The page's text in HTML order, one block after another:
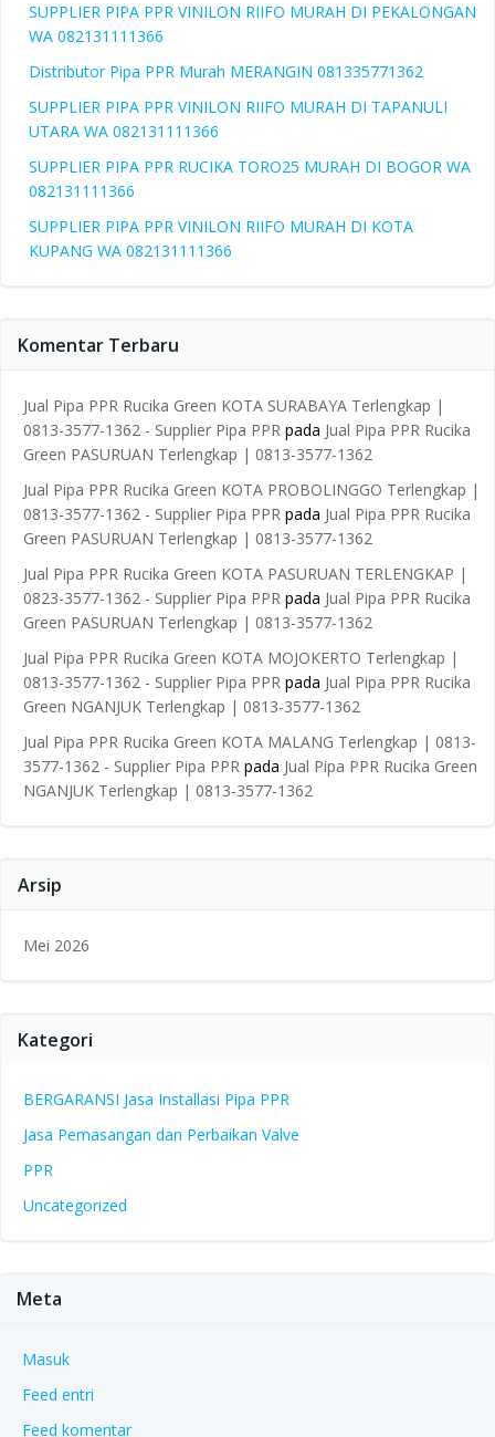
SUPPLIER PIPA PPR VINILON RIIFO MURAH DI PEKALONGAN
WA 082131111366
Distributor Pipa PPR Murah MERANGIN 081335771362
SUPPLIER PIPA PPR VINILON RIIFO MURAH DI TAPANULI
UTARA WA 082131111366
SUPPLIER PIPA PPR RUCIKA TORO25 MURAH DI BOGOR WA
082131111366
SUPPLIER PIPA PPR VINILON RIIFO MURAH DI KOTA
KUPANG WA 082131111366
Komentar Terbaru
Jual Pipa PPR Rucika Green KOTA SURABAYA Terlengkap |
0813-3577-1362 - Supplier Pipa PPR pada Jual Pipa PPR Rucika
Green PASURUAN Terlengkap | 0813-3577-1362
Jual Pipa PPR Rucika Green KOTA PROBOLINGGO Terlengkap |
0813-3577-1362 - Supplier Pipa PPR pada Jual Pipa PPR Rucika
Green PASURUAN Terlengkap | 0813-3577-1362
Jual Pipa PPR Rucika Green KOTA PASURUAN TERLENGKAP |
0823-3577-1362 - Supplier Pipa PPR pada Jual Pipa PPR Rucika
Green PASURUAN Terlengkap | 0813-3577-1362
Jual Pipa PPR Rucika Green KOTA MOJOKERTO Terlengkap |
0813-3577-1362 - Supplier Pipa PPR pada Jual Pipa PPR Rucika
Green NGANJUK Terlengkap | 0813-3577-1362
Jual Pipa PPR Rucika Green KOTA MALANG Terlengkap | 0813-
3577-1362 - Supplier Pipa PPR pada Jual Pipa PPR Rucika Green
NGANJUK Terlengkap | 0813-3577-1362
Arsip
Mei 2026
Kategori
BERGARANSI Jasa Installasi Pipa PPR
Jasa Pemasangan dan Perbaikan Valve
PPR
Uncategorized
Meta
Masuk
Feed entri
Feed komentar